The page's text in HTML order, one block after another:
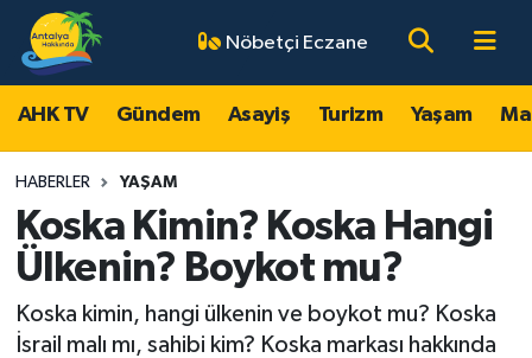
Nöbetçi Eczane
AHK TV Gündem Asayiş Turizm Yaşam
HABERLER YAŞAM
Koska Kimin? Koska Hangi
Ülkenin? Boykot mu?
Koska kimin, hangi ülkenin ve boykot mu? Koska
İsrail malı mı, sahibi kim? Koska markası hakkında
AHK TV
Gündem
Asayiş
Turizm
Yaşam
Antalya Nöbetçi Eczaneler
Antalya Hava Durumu
Antalya Namaz Vakitleri
Antalya Trafik Yoğunluk Haritası
Süper Lig Puan Durumu ve Fikstür